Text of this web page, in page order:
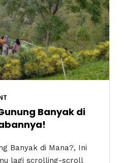
Banyak di
Banyak di Mana?, Ini
lagi scrolling-scroll